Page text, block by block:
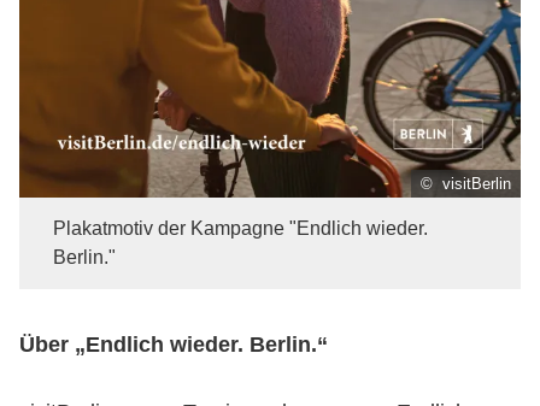
© visitBerlin
Plakatmotiv der Kampagne "Endlich wieder.
Berlin."
Über „Endlich wieder. Berlin.“